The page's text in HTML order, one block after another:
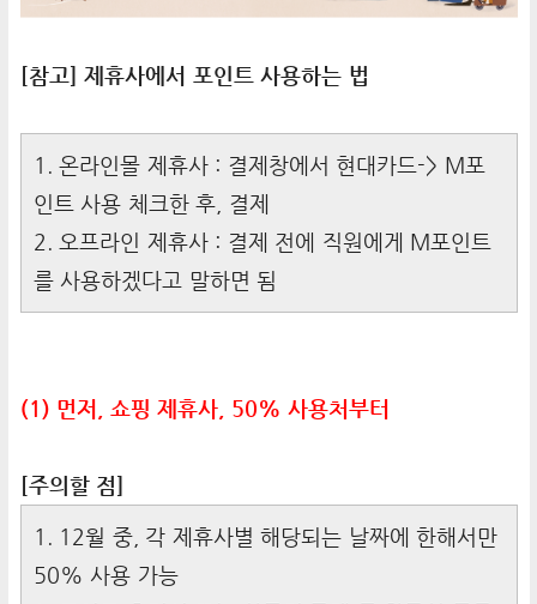
[참고] 제휴사에서 포인트 사용하는 법
1. 온라인몰 제휴사 : 결제창에서 현대카드-> M포
인트 사용 체크한 후, 결제
2. 오프라인 제휴사 : 결제 전에 직원에게 M포인트
를 사용하겠다고 말하면 됨
(1) 먼저, 쇼핑 제휴사, 50% 사용처부터
[주의할 점]
1. 12월 중, 각 제휴사별 해당되는 날짜에 한해서만
50% 사용 가능